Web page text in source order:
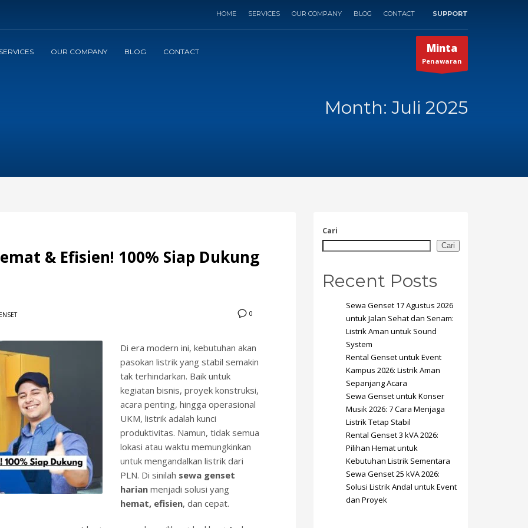
Review your order. 3 Payment &FREEshipment
an email to support@website.com . Thank you!
SHOWROOM HOURS
Mon-Fri 9:00AM - 6:00AM
Sat - 9:00AM-5:00PM
Sundays by appointment only!
HOME SERVICES OUR COMPANY BLOG CONTACT SUPPORT
SERVICES OUR COMPANY BLOG CONTACT Minta
Penawaran
Month: Juli 2025
& Efisien! 100% Siap Dukung
0
Di era modern ini, kebutuhan akan
pasokan listrik yang stabil semakin
tak terhindarkan. Baik untuk
kegiatan bisnis, proyek konstruksi,
acara penting, hingga operasional
UKM, listrik adalah kunci
produktivitas. Namun, tidak semua
lokasi atau waktu memungkinkan
untuk mengandalkan listrik dari
PLN. Di sinilah sewa genset
harian menjadi solusi yang
hemat, efisien, dan cepat.
Cari
Cari
Recent Posts
Sewa Genset 17 Agustus 2026
untuk Jalan Sehat dan Senam:
Listrik Aman untuk Sound
System
Rental Genset untuk Event
Kampus 2026: Listrik Aman
Sepanjang Acara
Sewa Genset untuk Konser
Musik 2026: 7 Cara Menjaga
Listrik Tetap Stabil
Rental Genset 3 kVA 2026:
Pilihan Hemat untuk
Kebutuhan Listrik Sementara
Sewa Genset 25 kVA 2026:
Solusi Listrik Andal untuk Event
dan Proyek